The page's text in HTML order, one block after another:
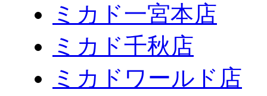
ミカド一宮本店
ミカド千秋店
ミカドワールド店